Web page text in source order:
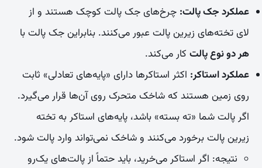
عملکرد جک پالت: چرخ‌های جک پالت کوچک هستند و از
لای تخته‌های زیرین پالت عبور می‌کنند. بنابراین جک پالت با
هر دو نوع پالت کار می‌کند.
عملکرد استاکر: اکثر استاکرها دارای «پایه‌های تعادلی» ثابت
روی زمین هستند که شاخک متحرک روی آن‌ها قرار می‌گیرد.
اگر پالت شما «ته بسته» باشد، پایه‌های استاکر به تخته
زیرین پالت برخورد می‌کنند و شاخک نمی‌تواند وارد پالت شود.
نتیجه: اگر استاکر می‌خرید، باید حتماً از پالت‌های یک‌رو